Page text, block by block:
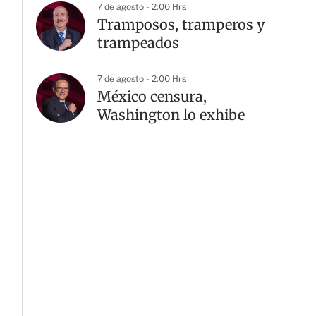
7 de agosto - 2:00 Hrs
Tramposos, tramperos y
trampeados
7 de agosto - 2:00 Hrs
México censura,
Washington lo exhibe